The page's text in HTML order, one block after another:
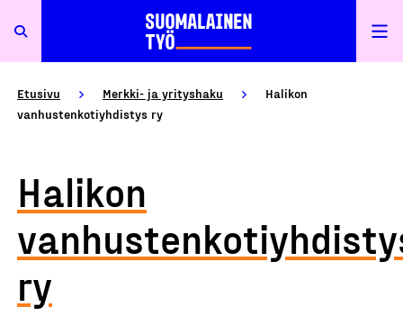
Etusivu Merkki- ja yrityshaku
Halikon
vanhustenkotiyhdistys ry
Halikon
ry